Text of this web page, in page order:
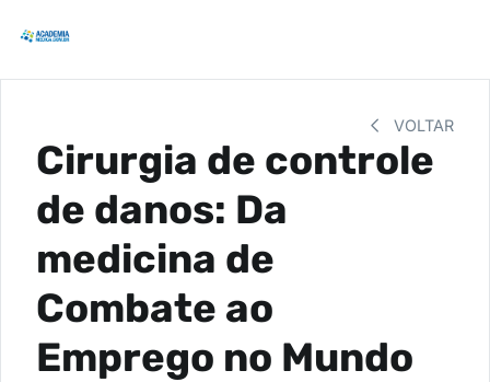
VOLTAR
Cirurgia de controle
de danos: Da
medicina de
Combate ao
Emprego no Mundo